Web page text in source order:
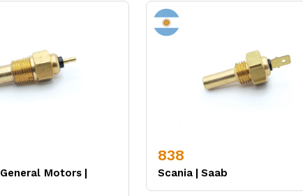
General Motors |
838
Scania | Saab